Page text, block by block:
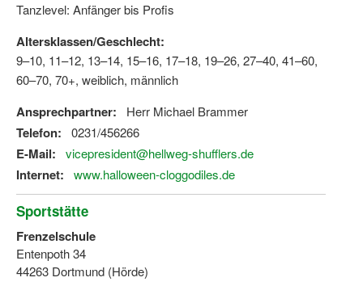
Bewegt GESUND bleiben in NRW!
Aktionen zu "Bewegt Älter werden" / "Bewegt gesund
Bewegungsmodel
SSB-Sport
Gymnastik und Entspannung für Frauen
Koronarsport
Seniorensport
Wassergymnastik / Aqua-Step
Reha-Sportangebote in NRW suchen
Tanzlevel: Anfänger bis Profis
Altersklassen/Geschlecht:
9–10, 11–12, 13–14, 15–16, 17–18, 19–26, 27–40, 41–60,
60–70, 70+, weiblich, männlich
Ansprechpartner: Herr Michael Brammer
Telefon: 0231/456266
E-Mail: vicepresident@hellweg-shufflers.de
Internet: www.halloween-cloggodiles.de
Sportstätte
Frenzelschule
Entenpoth 34
44263 Dortmund (Hörde)